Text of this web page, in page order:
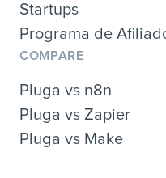
Startups
Programa de
COMPARE
Pluga vs n8n
Pluga vs Zapier
Pluga vs Make